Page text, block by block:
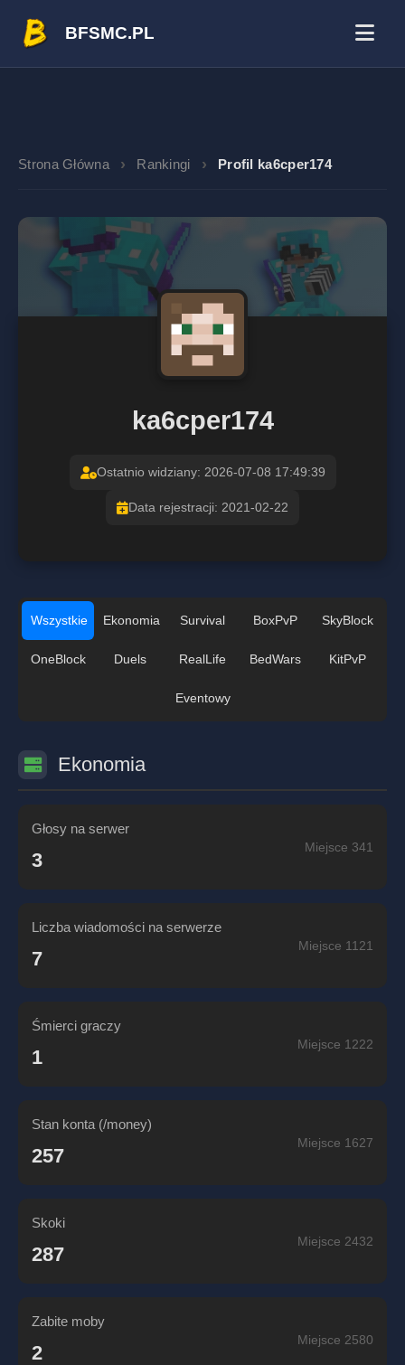
BFSMC.PL
Strona Główna Rankingi Profil ka6cper174
ka6cper174
Ostatnio widziany: 2026-07-08 17:49:39
Data rejestracji: 2021-02-22
Wszystkie Ekonomia Survival BoxPvP SkyBlock
OneBlock Duels RealLife BedWars KitPvP
Eventowy
Ekonomia
Głosy na serwer
3
Miejsce 341
Liczba wiadomości na serwerze
7
Miejsce 1121
Śmierci graczy
1
Miejsce 1222
Stan konta (/money)
257
Miejsce 1627
Skoki
287
Miejsce 2432
Zabite moby
2
Miejsce 2580